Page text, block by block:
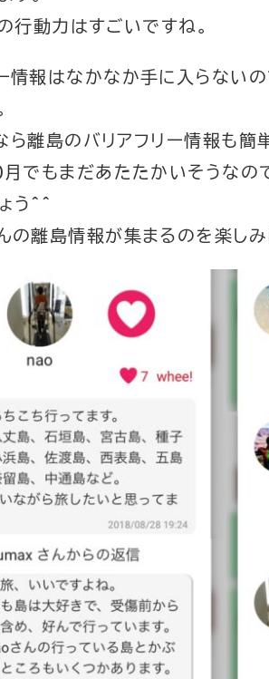
動力はすごいですね。
情報はなかなか手に入らない
離島のバリアフリー情報も簡
でもまだあたたかいそうな
う^^
の離島情報が集まるのを楽しみ